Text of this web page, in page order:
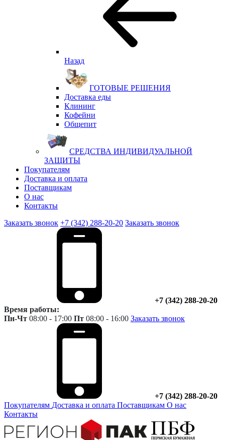
Назад
ГОТОВЫЕ РЕШЕНИЯ
Доставка еды
Клининг
Кофейни
Общепит
СРЕДСТВА ИНДИВИДУАЛЬНОЙ
ЗАЩИТЫ
Покупателям
Доставка и оплата
Поставщикам
О нас
Контакты
Заказать звонок +7 (342) 288-20-20 Заказать звонок
+7 (342) 288-20-20
Время работы:
Пн-Чт 08:00 - 17:00 Пт 08:00 - 16:00 Заказать звонок
+7 (342) 288-20-20
Покупателям Доставка и оплата Поставщикам О нас
Контакты